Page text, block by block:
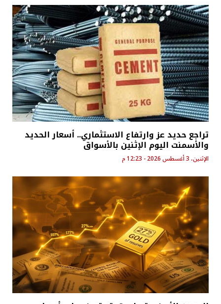
تراجع حديد عز وارتفاع الاستثماري.. أسعار الحديد
والأسمنت اليوم الإثنين بالأسواق
الإثنين، 3 أغسطس 2026 - 12:23 م